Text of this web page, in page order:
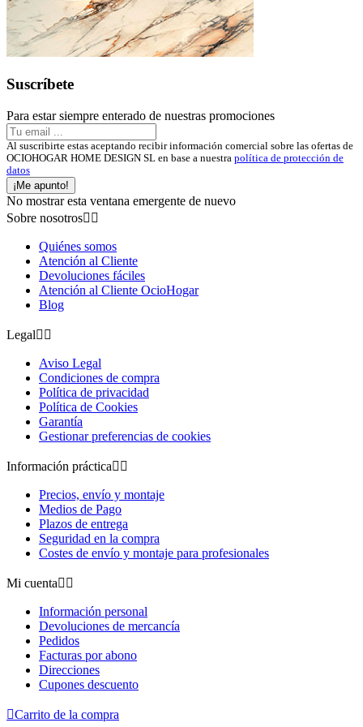
Suscríbete
Para estar siempre enterado de nuestras promociones
Al suscribirte estas aceptando recibir información comercial sobre las ofertas de
OCIOHOGAR HOME DESIGN SL en base a nuestra política de protección de
datos
¡Me apunto!
No mostrar esta ventana emergente de nuevo
Sobre nosotros 
Quiénes somos
Atención al Cliente
Devoluciones fáciles
Atención al Cliente OcioHogar
Blog
Legal 
Aviso Legal
Condiciones de compra
Política de privacidad
Política de Cookies
Garantía
Gestionar preferencias de cookies
Información práctica 
Precios, envío y montaje
Medios de Pago
Plazos de entrega
Seguridad en la compra
Costes de envío y montaje para profesionales
Mi cuenta 
Información personal
Devoluciones de mercancía
Pedidos
Facturas por abono
Direcciones
Cupones descuento
Carrito de la compra